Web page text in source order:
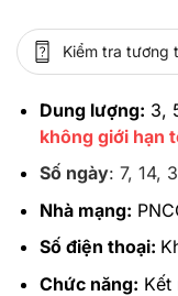
Kiểm tra tương
Dung lượng: 3,
không giới hạn
Số ngày: 7, 14,
Nhà mạng:
Số điện thoại:
Chức năng: Kết